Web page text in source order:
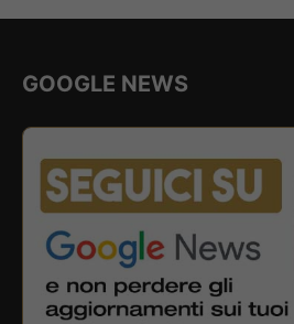
GOOGLE NEWS